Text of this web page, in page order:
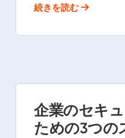
続きを読む
企業のセキ
ための3つの